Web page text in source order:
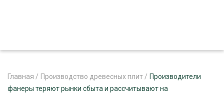
Главная / Производство древесных плит / Производители
фанеры теряют рынки сбыта и рассчитывают на